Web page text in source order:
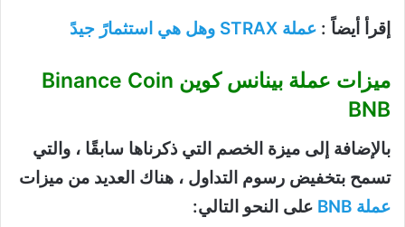
إقرأ أيضاً : عملة STRAX وهل هي استثمارً جيدً
ميزات عملة بينانس كوين Binance Coin
BNB
بالإضافة إلى ميزة الخصم التي ذكرناها سابقًا ، والتي
تسمح بتخفيض رسوم التداول ، هناك العديد من ميزات
عملة BNB
على النحو التالي: